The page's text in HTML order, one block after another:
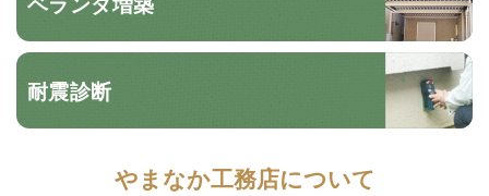
耐震診断
やまなか工務店について